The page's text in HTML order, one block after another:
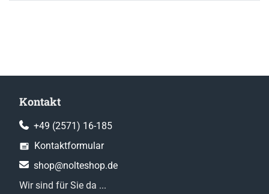
Kontakt
+49 (2571) 16-185
Kontaktformular
shop@nolteshop.de
Wir sind für Sie da ...